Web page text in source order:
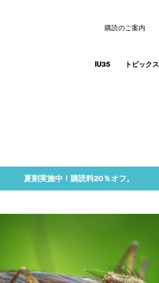
IU35 トピックス
購読のご案内
夏割実施中！購読料20％オフ。